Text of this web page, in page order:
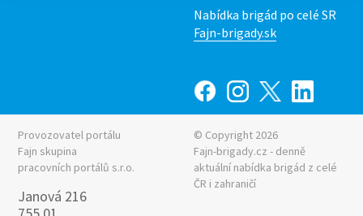
Nabídka brigád po celé SR
Fajn-brigady.sk
Provozovatel portálu
Fajn skupina
pracovních portálů s.r.o.
Janová 216
© Copyright 2026
Fajn-brigady.cz - denně
aktuální nabídka brigád z celé
ČR i zahraničí